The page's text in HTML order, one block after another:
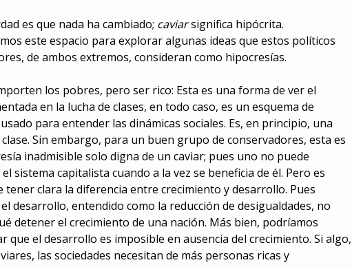
es que nada ha cambiado; caviarsignifica hipócrita.
este espacio para explorar algunas ideas que estos políticos
de ambos extremos, consideran como hipocresías.
los pobres, pero ser rico: Esta es una forma de ver el
en la lucha de clases, en todo caso, es un esquema de
para entender las dinámicas sociales. Es, en principio, una
Sin embargo, para un buen grupo de conservadores, esta es
inadmisible solo digna de un caviar; pues uno no puede
sistema capitalista cuando a la vez se beneficia de él. Pero es
tener clara la diferencia entre crecimiento y desarrollo. Pues
desarrollo, entendido como la reducción de desigualdades, no
detener el crecimiento de una nación. Más bien, podríamos
que el desarrollo es imposible en ausencia del crecimiento. Si algo,
las sociedades necesitan de más personas ricas y